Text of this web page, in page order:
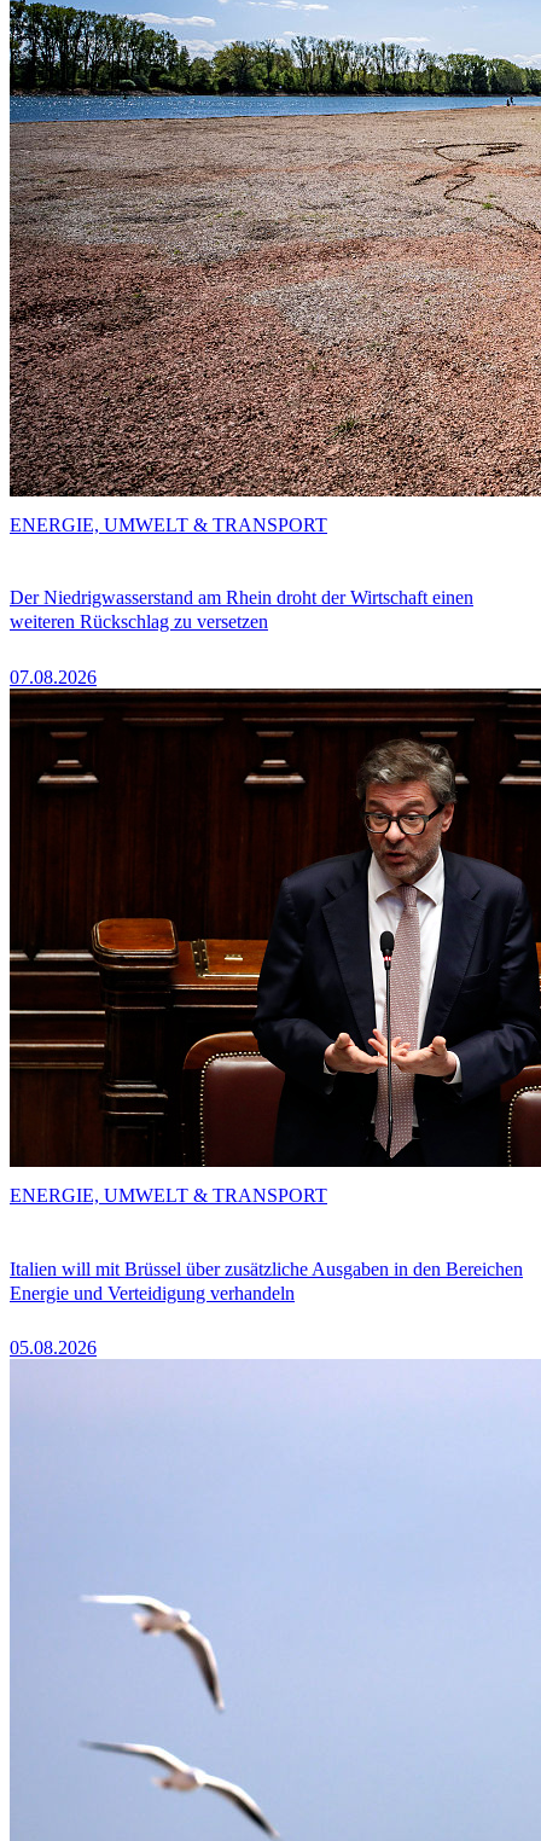
Der Niedrigwasserstand am Rhein droht der Wirtschaft einen
weiteren Rückschlag zu versetzen
07.08.2026
ENERGIE, UMWELT & TRANSPORT
Italien will mit Brüssel über zusätzliche Ausgaben in den Bereichen
Energie und Verteidigung verhandeln
05.08.2026
ENERGIE, UMWELT & TRANSPORT